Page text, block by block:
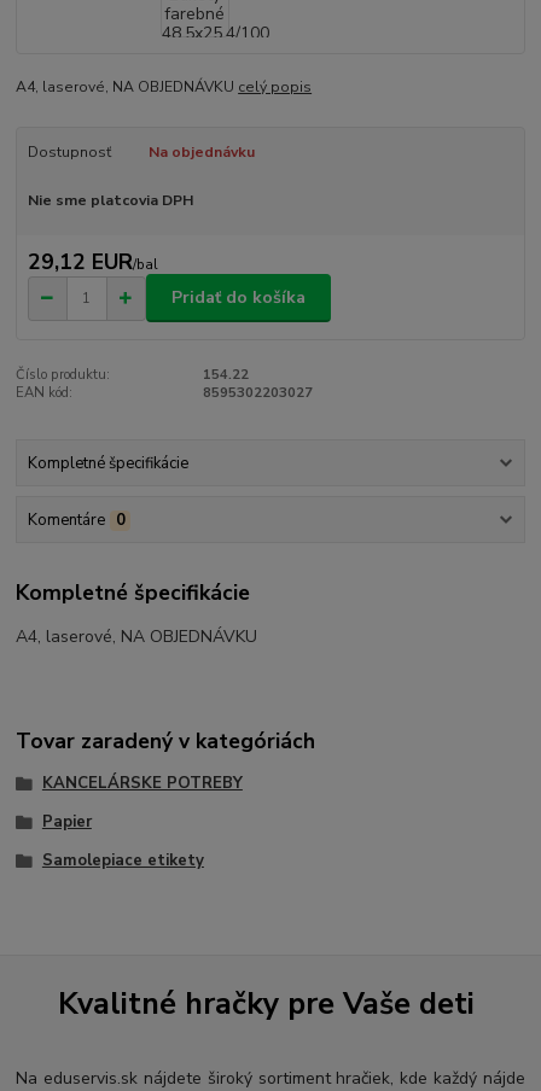
A4, laserové, NA OBJEDNÁVKU celý popis
Dostupnosť Na objednávku
Nie sme platcovia DPH
29,12 EUR/bal
Pridať do košíka
Číslo produktu:
154.22
EAN kód:
8595302203027
Kompletné špecifikácie
Komentáre 0
Kompletné špecifikácie
A4, laserové, NA OBJEDNÁVKU
Tovar zaradený v kategóriách
KANCELÁRSKE POTREBY
Papier
Samolepiace etikety
Kvalitné hračky pre Vaše deti
Na eduservis.sk nájdete široký sortiment hračiek, kde každý nájde